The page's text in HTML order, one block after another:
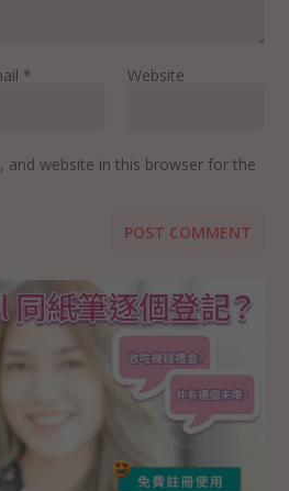
* Website
and website in this browser for the